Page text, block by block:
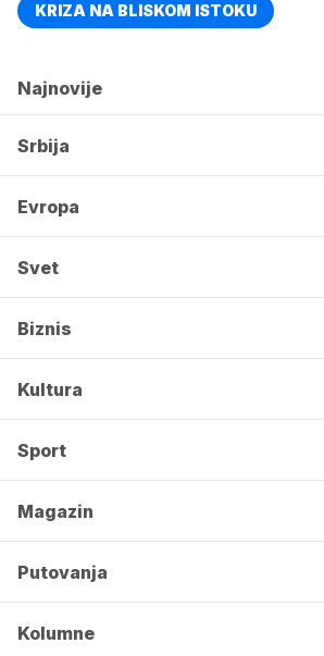
KRIZA NA BLISKOM ISTOKU
Najnovije
Srbija
Evropa
Svet
Biznis
Kultura
Sport
Magazin
Putovanja
Kolumne
Dodik
da će naše
razvijaju